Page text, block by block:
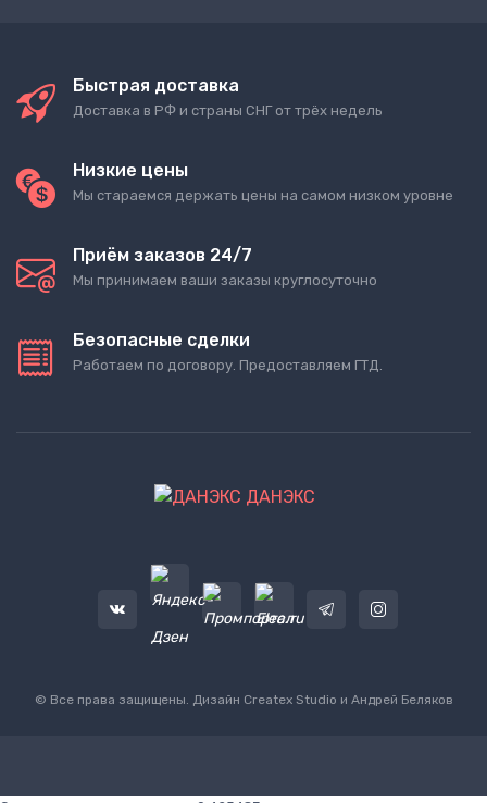
Быстрая доставка
Доставка в РФ и страны СНГ от трёх недель
Низкие цены
Мы стараемся держать цены на самом низком уровне
Приём заказов 24/7
Мы принимаем ваши заказы круглосуточно
Безопасные сделки
Работаем по договору. Предоставляем ГТД.
ДАНЭКС
© Все права защищены. Дизайн Createx Studio и Андрей Беляков